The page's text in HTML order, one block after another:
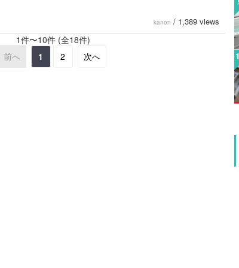
kanon / 1,389 views
1件〜10件 (全18件)
前へ
1 2 次へ